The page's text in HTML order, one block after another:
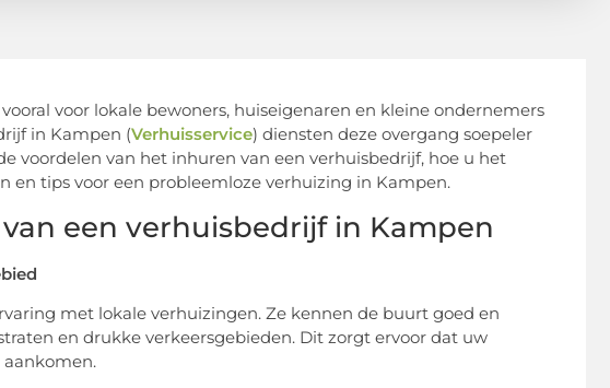
voor lokale bewoners, huiseigenaren en kleine ondernemers
in Kampen (Verhuisservice) diensten deze overgang soepeler
voordelen van het inhuren van een verhuisbedrijf, hoe u het
en tips voor een probleemloze verhuizing in Kampen.
een verhuisbedrijf in Kampen
met lokale verhuizingen. Ze kennen de buurt goed en
en drukke verkeersgebieden. Dit zorgt ervoor dat uw